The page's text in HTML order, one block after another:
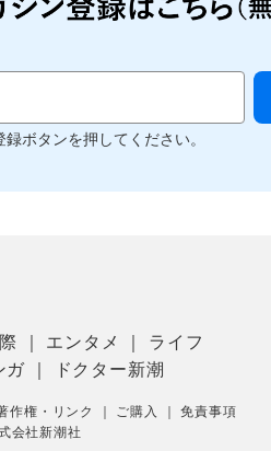
ボタンを押してください。
エンタメ
ライフ
ガ ドクター新潮
作権・リンク ご購入 ｜免責事項
会社新潮社